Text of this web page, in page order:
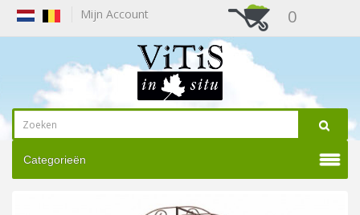
Mijn Account 0
Categorieën